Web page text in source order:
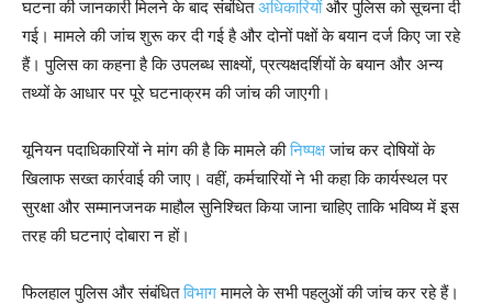
घटना की जानकारी मिलने के बाद संबंधितअधिकारियोंऔर पुलिस को सूचना दी
गई। मामले की जांच शुरू कर दी गई है और दोनों पक्षों के बयान दर्ज किए जा रहे
हैं। पुलिस का कहना है कि उपलब्ध साक्ष्यों, प्रत्यक्षदर्शियों के बयान और अन्य
तथ्यों के आधार पर पूरे घटनाक्रम की जांच की जाएगी।
यूनियन पदाधिकारियों ने मांग की है कि मामले कीनिष्पक्षजांच कर दोषियों के
खिलाफ सख्त कार्रवाई की जाए। वहीं, कर्मचारियों ने भी कहा कि कार्यस्थल पर
सुरक्षा और सम्मानजनक माहौल सुनिश्चित किया जाना चाहिए ताकि भविष्य में इस
तरह की घटनाएं दोबारा न हों।
फिलहाल पुलिस और संबंधितविभागमामले के सभी पहलुओं की जांच कर रहे हैं।